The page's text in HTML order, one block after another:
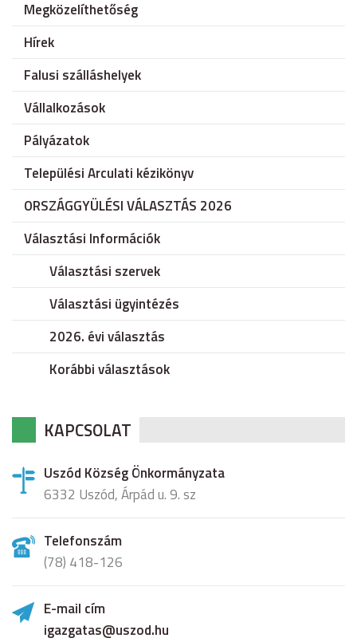
Megközelíthetőség
Hírek
Falusi szálláshelyek
Vállalkozások
Pályázatok
Települési Arculati kézikönyv
ORSZÁGGYÜLÉSI VÁLASZTÁS 2026
Választási Információk
Választási szervek
Választási ügyintézés
2026. évi választás
Korábbi választások
KAPCSOLAT
Uszód Község Önkormányzata
6332 Uszód, Árpád u. 9. sz
Telefonszám
(78) 418-126
E-mail cím
igazgatas@uszod.hu